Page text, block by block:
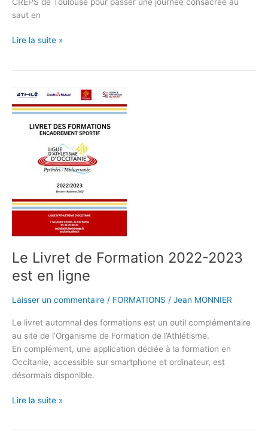
saut en
Lire la suite »
Le Livret de Formation 2022-2023
est en ligne
Laisser un commentaire / FORMATIONS / Jean MONNIER
Le livret automnal des formations est un outil complémentaire
au site de l’Organisme de Formation de l’Athlétisme.
En complément, une application dédiée à la formation en
Occitanie, accessible sur smartphone et ordinateur, est
désormais disponible.
Le
Livret
Formation
ligne
Lire la suite »